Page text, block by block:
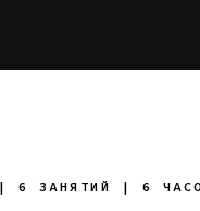
6 ЗАНЯТИЙ | 6